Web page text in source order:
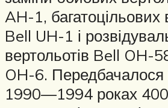
AH-1, багатоцільових
Bell UH-1 і
вертольотів Bell OH-
OH-6. Передбачалося
1990—1994 роках